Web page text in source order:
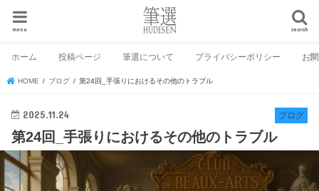
search
menu
ホーム 投稿ページ 筆選について プライバシーポリシー お
HOME ブログ 第24回_手張りにおけるその他のトラブル
ブログ
2025.11.24
第24回_手張りにおけるその他のトラブル